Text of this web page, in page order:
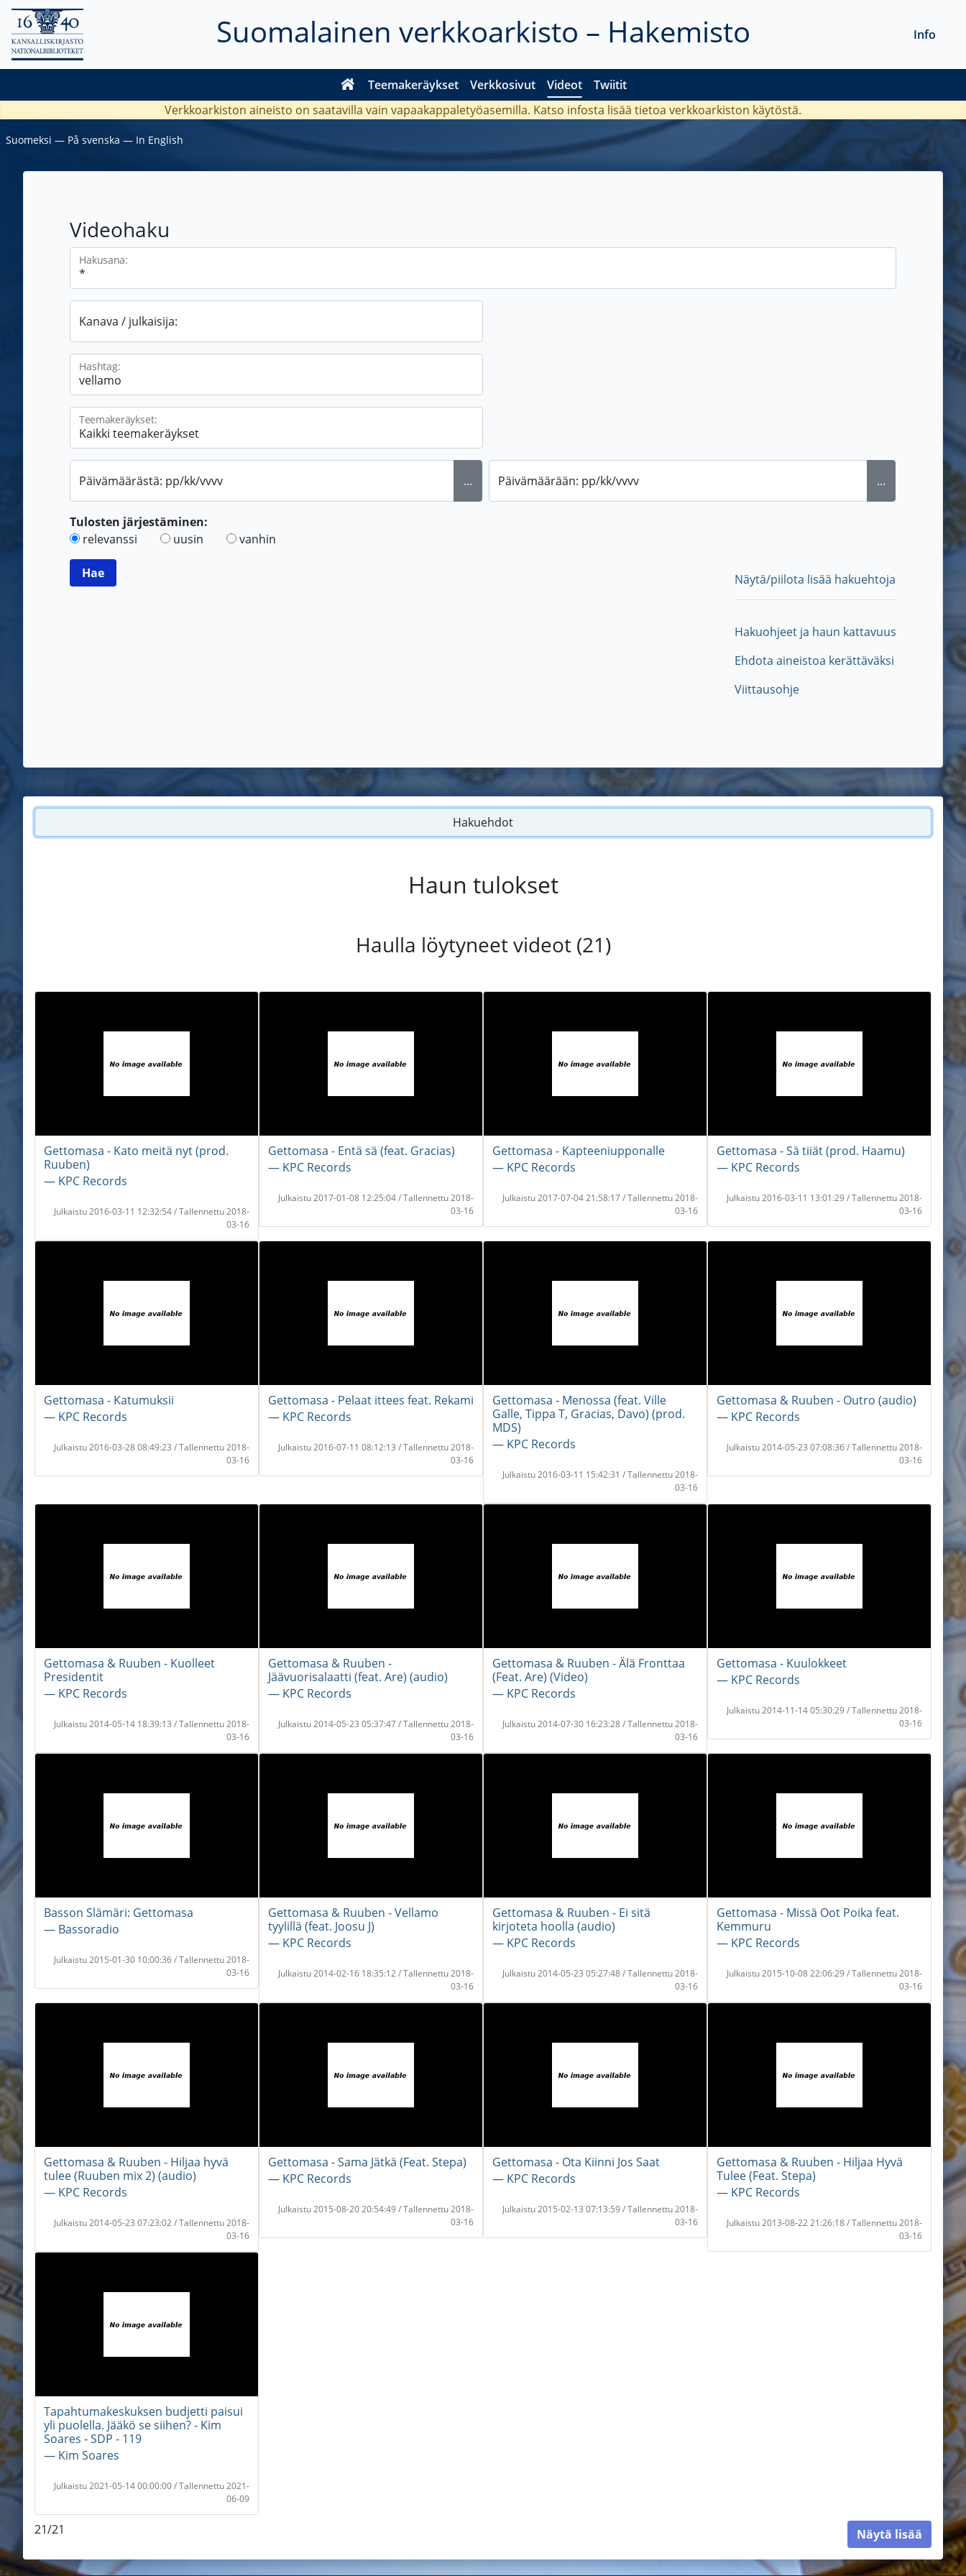
Suomalainen verkkoarkisto – Hakemisto
Teemakeräykset Verkkosivut Videot Twiitit
Info
Verkkoarkiston aineisto on saatavilla vain vapaakappaletyöasemilla. Katso infosta lisää tietoa verkkoarkiston käytöstä.
Suomeksi ― På svenska ― In English
Videohaku
Hakusana:
Kanava / julkaisija:
Hashtag:
Teemakeräykset:
Päivämäärästä: pp/kk/vvvv ... Päivämäärään: pp/kk/vvvv ...
Tulosten järjestäminen:
relevanssi
uusin vanhin
Näytä/piilota lisää hakuehtoja
Hakuohjeet ja haun kattavuus
Ehdota aineistoa kerättäväksi
Viittausohje
Hakuehdot
Haun tulokset
Haulla löytyneet videot (21)
Gettomasa - Kato meitä nyt (prod.
Ruuben)
― KPC Records
Julkaistu 2016-03-11 12:32:54 / Tallennettu 2018-
03-16
Gettomasa - Entä sä (feat. Gracias)
― KPC Records
Julkaistu 2017-01-08 12:25:04 / Tallennettu 2018-
03-16
Gettomasa - Kapteeniupponalle
― KPC Records
Julkaistu 2017-07-04 21:58:17 / Tallennettu 2018-
03-16
Gettomasa - Sä tiiät (prod. Haamu)
― KPC Records
Julkaistu 2016-03-11 13:01:29 / Tallennettu 2018-
03-16
Gettomasa - Katumuksii
― KPC Records
Julkaistu 2016-03-28 08:49:23 / Tallennettu 2018-
03-16
Gettomasa - Pelaat ittees feat. Rekami
― KPC Records
Julkaistu 2016-07-11 08:12:13 / Tallennettu 2018-
03-16
Gettomasa - Menossa (feat. Ville
Galle, Tippa T, Gracias, Davo) (prod.
MDS)
― KPC Records
Julkaistu 2016-03-11 15:42:31 / Tallennettu 2018-
03-16
Gettomasa & Ruuben - Outro (audio)
― KPC Records
Julkaistu 2014-05-23 07:08:36 / Tallennettu 2018-
03-16
Gettomasa & Ruuben - Kuolleet
Presidentit
― KPC Records
Julkaistu 2014-05-14 18:39:13 / Tallennettu 2018-
03-16
Gettomasa & Ruuben -
Jäävuorisalaatti (feat. Are) (audio)
― KPC Records
Julkaistu 2014-05-23 05:37:47 / Tallennettu 2018-
03-16
Gettomasa & Ruuben - Älä Fronttaa
(Feat. Are) (Video)
― KPC Records
Julkaistu 2014-07-30 16:23:28 / Tallennettu 2018-
03-16
Gettomasa - Kuulokkeet
― KPC Records
Julkaistu 2014-11-14 05:30:29 / Tallennettu 2018-
03-16
Basson Slämäri: Gettomasa
― Bassoradio
Julkaistu 2015-01-30 10:00:36 / Tallennettu 2018-
03-16
Gettomasa & Ruuben - Vellamo
tyylillä (feat. Joosu J)
― KPC Records
Julkaistu 2014-02-16 18:35:12 / Tallennettu 2018-
03-16
Gettomasa & Ruuben - Ei sitä
kirjoteta hoolla (audio)
― KPC Records
Julkaistu 2014-05-23 05:27:48 / Tallennettu 2018-
03-16
Gettomasa - Missä Oot Poika feat.
Kemmuru
― KPC Records
Julkaistu 2015-10-08 22:06:29 / Tallennettu 2018-
03-16
Gettomasa & Ruuben - Hiljaa hyvä
tulee (Ruuben mix 2) (audio)
― KPC Records
Julkaistu 2014-05-23 07:23:02 / Tallennettu 2018-
03-16
Gettomasa - Sama Jätkä (Feat. Stepa)
― KPC Records
Julkaistu 2015-08-20 20:54:49 / Tallennettu 2018-
03-16
Gettomasa - Ota Kiinni Jos Saat
― KPC Records
Julkaistu 2015-02-13 07:13:59 / Tallennettu 2018-
03-16
Gettomasa & Ruuben - Hiljaa Hyvä
Tulee (Feat. Stepa)
― KPC Records
Julkaistu 2013-08-22 21:26:18 / Tallennettu 2018-
03-16
Tapahtumakeskuksen budjetti paisui
yli puolella. Jääkö se siihen? - Kim
Soares - SDP - 119
― Kim Soares
Julkaistu 2021-05-14 00:00:00 / Tallennettu 2021-
06-09
21/21 Näytä lisää